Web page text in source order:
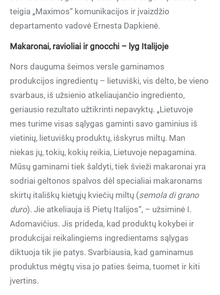
teigia „Maximos“ komunikacijos ir įvaizdžio
departamento vadovė Ernesta Dapkienė.
Makaronai, ravioliai ir gnocchi – lyg Italijoje
Nors dauguma šeimos versle gaminamos
produkcijos ingredientų – lietuviški, vis dėlto, be vieno
svarbaus, iš užsienio atkeliaujančio ingrediento,
geriausio rezultato užtikrinti nepavyktų. „Lietuvoje
mes turime visas sąlygas gaminti savo gaminius iš
vietinių, lietuviškų produktų, išskyrus miltų. Man
niekas jų, tokių, kokių reikia, Lietuvoje nepagamina.
Mūsų gaminami tiek šaldyti, tiek švieži makaronai yra
sodriai geltonos spalvos dėl specialiai makaronams
skirtų itališkų kietųjų kviečių miltų (semola di grano
duro). Jie atkeliauja iš Pietų Italijos“, – užsiminė I.
Adomavičius. Jis prideda, kad produktų kokybei ir
produkcijai reikalingiems ingredientams sąlygas
diktuoja tik jie patys. Svarbiausia, kad gaminamus
produktus mėgtų visa jo paties šeima, tuomet ir kiti
įvertins.